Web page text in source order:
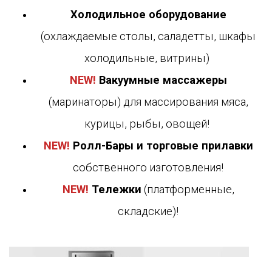
Холодильное оборудование
(охлаждаемые столы, саладетты, шкафы
холодильные, витрины)
NEW! Вакуумные массажеры
(маринаторы) для массирования мяса,
курицы, рыбы, овощей!
NEW! Ролл-Бары и торговые прилавки
собственного изготовления!
NEW! Тележки (платформенные,
складские)!